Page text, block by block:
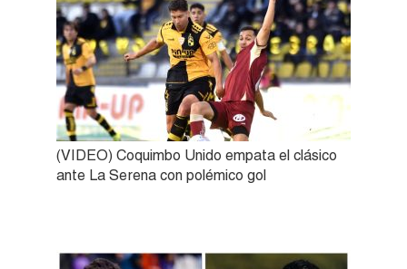
(VIDEO) Coquimbo Unido empata el clásico
ante La Serena con polémico gol